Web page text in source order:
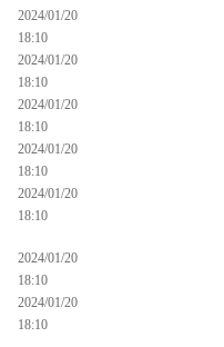
2024/01/20
18:10
2024/01/20
18:10
2024/01/20
18:10
2024/01/20
18:10
2024/01/20
18:10
2024/01/20
18:10
2024/01/20
18:10